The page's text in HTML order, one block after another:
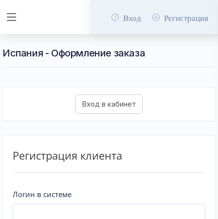
Вход Регистрация
Испания - Оформление заказа
Регистрация клиента
Логин в системе